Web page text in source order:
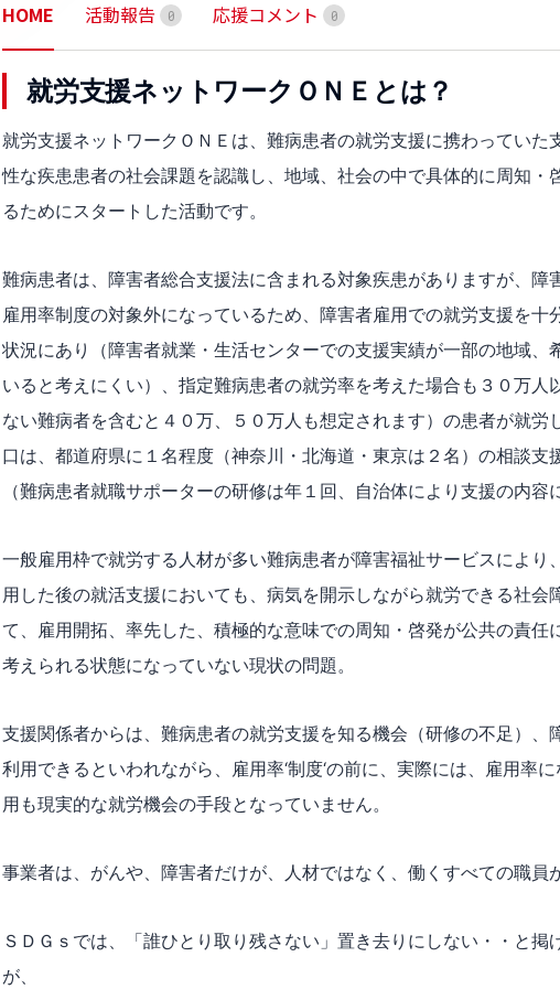
HOME 活動報告 0 応援コメント 0
就労支援ネットワークＯＮＥとは？
就労支援ネットワークＯＮＥは、難病患者の就労支援に携わっていた
性な疾患患者の社会課題を認識し、地域、社会の中で具体的に周知・
るためにスタートした活動です。
難病患者は、障害者総合支援法に含まれる対象疾患がありますが、障
雇用率制度の対象外になっているため、障害者雇用での就労支援を十
状況にあり（障害者就業・生活センターでの支援実績が一部の地域、
いると考えにくい）、指定難病患者の就労率を考えた場合も３０万人
ない難病者を含むと４０万、５０万人も想定されます）の患者が就労
口は、都道府県に１名程度（神奈川・北海道・東京は２名）の相談支
（難病患者就職サポーターの研修は年１回、自治体により支援の内容
一般雇用枠で就労する人材が多い難病患者が障害福祉サービスにより
用した後の就活支援においても、病気を開示しながら就労できる社会
て、雇用開拓、率先した、積極的な意味での周知・啓発が公共の責任
考えられる状態になっていない現状の問題。
支援関係者からは、難病患者の就労支援を知る機会（研修の不足）、
利用できるといわれながら、雇用率‘制度‘の前に、実際には、雇用率
用も現実的な就労機会の手段となっていません。
事業者は、がんや、障害者だけが、人材ではなく、働くすべての職員
ＳＤＧｓでは、「誰ひとり取り残さない」置き去りにしない・・と掲
が、